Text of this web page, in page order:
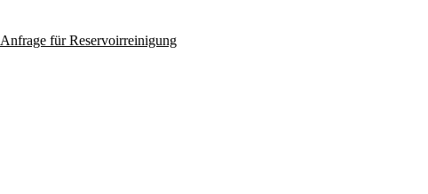
Anfrage für Reservoirreinigung